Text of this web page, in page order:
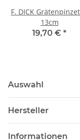
F. DICK
13cm
19,70 € *
Auswahl
Hersteller
Informationen